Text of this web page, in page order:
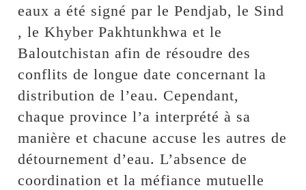
eaux a été signé par le Pendjab, le Sind
, le Khyber Pakhtunkhwa et le
Baloutchistan afin de résoudre des
conflits de longue date concernant la
distribution de l’eau. Cependant,
chaque province l’a interprété à sa
manière et chacune accuse les autres de
détournement d’eau. L’absence de
coordination et la méfiance mutuelle